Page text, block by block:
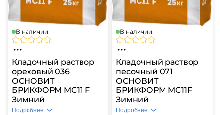
В наличии
Кладочный раствор
ореховый 036
ОСНОВИТ
БРИКФОРМ MC11 F
Зимний
Подробнее
В наличии
Кладочный раствор
песочный 071
ОСНОВИТ
БРИКФОРМ MC11F
Зимний
Подробнее